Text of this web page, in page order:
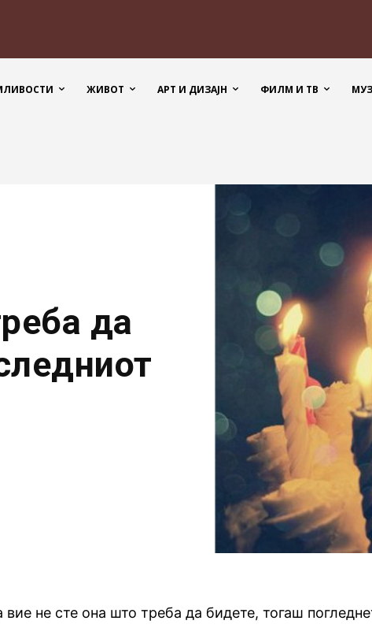
ЖИВОТ АРТ И ДИЗАЈН ФИЛМ И ТВ
да
не сте она што треба да бидете, тогаш